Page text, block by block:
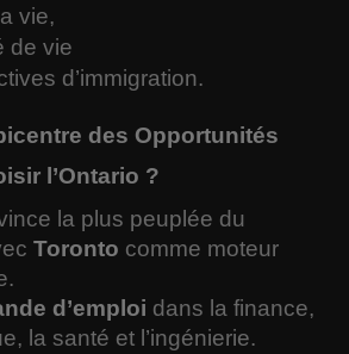
vie,
de vie
d’immigration.
des Opportunités
l’Ontario ?
la plus peuplée du
Toronto comme moteur
d’emploi dans la finance,
la santé et l’ingénierie.